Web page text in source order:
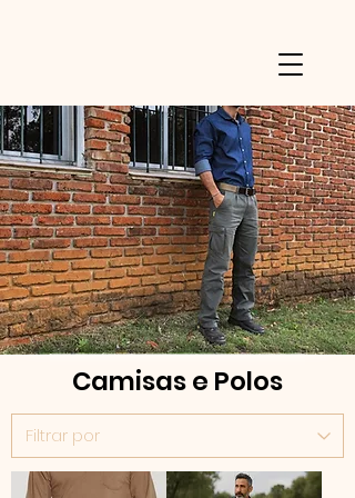
Camisas e Polos